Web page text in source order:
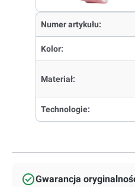
Numer artykułu:
Kolor:
Materiał:
Technologie:
Gwarancja